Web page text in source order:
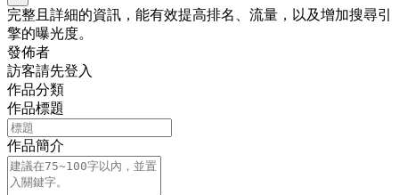
完整且詳細的資訊，能有效提高排名、流量，以及增加搜尋引
擎的曝光度。
發佈者
訪客請先登入
作品分類
作品標題
作品簡介